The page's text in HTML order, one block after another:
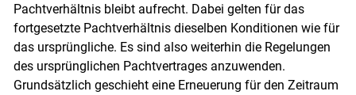
Pachtverhältnis bleibt aufrecht. Dabei gelten für das
fortgesetzte Pachtverhältnis dieselben Konditionen wie für
das ursprüngliche. Es sind also weiterhin die Regelungen
des ursprünglichen Pachtvertrages anzuwenden.
Grundsätzlich geschieht eine Erneuerung für den Zeitraum